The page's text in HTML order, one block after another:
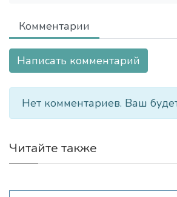
Комментарии
Написать комментарий
Нет комментариев. Ваш
Читайте также